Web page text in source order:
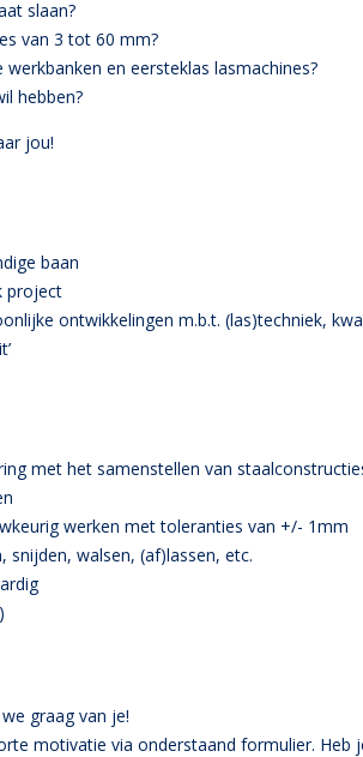
slaan?
van 3 tot 60 mm?
en eersteklas lasmachines?
hebben?
jou!
baan
project
ontwikkelingen m.b.t. (las)techniek,
met het samenstellen van
werken met toleranties van +/- 1mm
snijden, walsen, (af)lassen, etc.
graag van je!
motivatie via onderstaand formulier.